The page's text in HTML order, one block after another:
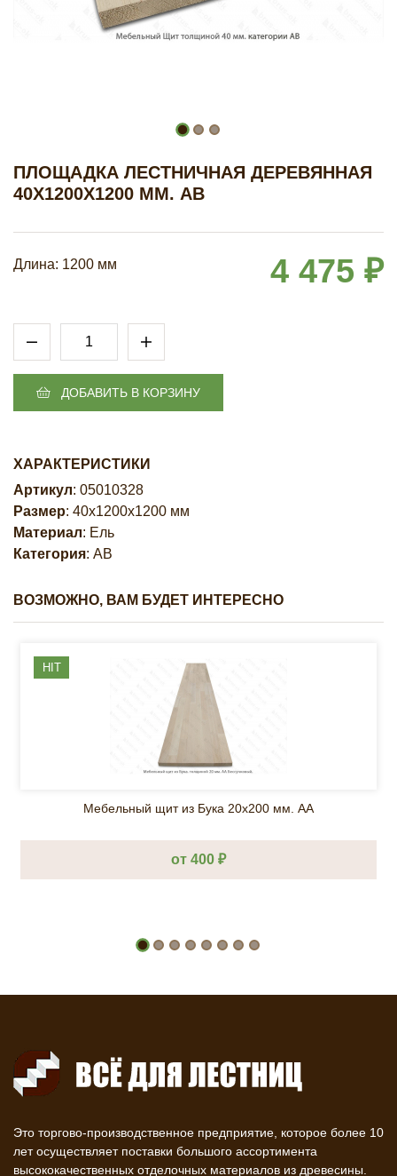
ПЛОЩАДКА ЛЕСТНИЧНАЯ ДЕРЕВЯННАЯ
40Х1200Х1200 ММ. АB
Длина: 1200 мм 4 475 ₽
ДОБАВИТЬ В КОРЗИНУ
ХАРАКТЕРИСТИКИ
Артикул: 05010328
Размер: 40х1200х1200 мм
Материал: Ель
Категория: АВ
ВОЗМОЖНО, ВАМ БУДЕТ ИНТЕРЕСНО
HIT
Мебельный щит из Бука 20х200 мм. AA
от 400 ₽
Это торгово-производственное предприятие, которое более 10
лет осуществляет поставки большого ассортимента
высококачественных отделочных материалов из древесины.